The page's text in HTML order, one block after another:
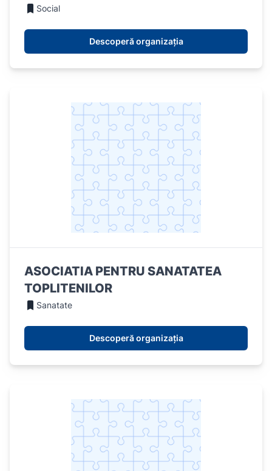
Social
Descoperă organizația
ASOCIATIA PENTRU SANATATEA
TOPLITENILOR
Sanatate
Descoperă organizația